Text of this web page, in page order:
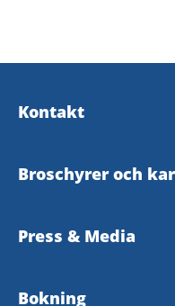
Kontakt
Turistinformation
Broschyrer och
Turistbroschyr 2026
Press & Media
Pressrum på MyNewsDesk
Bokning